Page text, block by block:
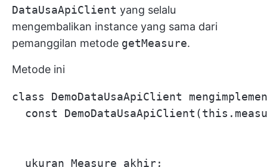
DataUsaApiClient yang selalu
mengembalikan instance yang sama dari
pemanggilan metode getMeasure.
Metode ini
class DemoDataUsaApiClient
const
  ukuran Measure akhir;